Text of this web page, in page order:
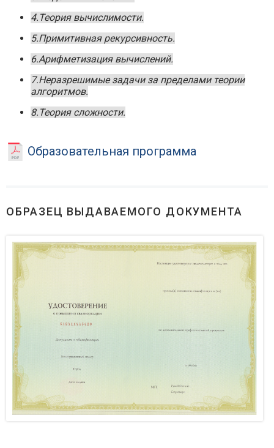
4.Теория вычислимости.
5.Примитивная рекурсивность.
6.Арифметизация вычислений.
7.Неразрешимые задачи за пределами теории
алгоритмов.
8.Теория сложности.
Образовательная программа
ОБРАЗЕЦ ВЫДАВАЕМОГО ДОКУМЕНТА